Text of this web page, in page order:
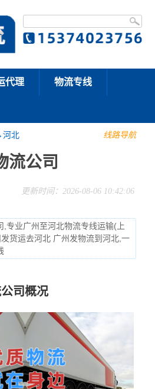
代理 物流专线
线路导航
北
流公司
更新时间：2026-08-06 10:42:06
,专业广州至河北物流专线运输(上
货运去河北 广州发物流到河北,一
司概况